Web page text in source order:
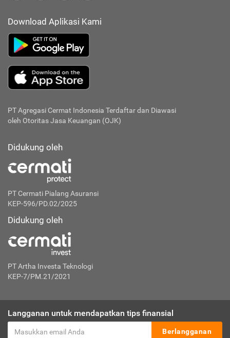
Download Aplikasi Kami
PT Agregasi Cermat Indonesia Terdaftar dan Diawasi
oleh Otoritas Jasa Keuangan (OJK)
Didukung oleh
PT Cermati Pialang Asuransi
KEP-596/PD.02/2025
Didukung oleh
PT Artha Investa Teknologi
KEP-7/PM.21/2021
Langganan untuk mendapatkan tips finansial
Berlangganan